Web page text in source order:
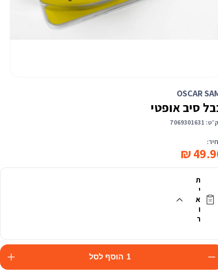
OSCAR
סיב אופטי
7069301631
ת
י
א
ו
ר
הוסף לסל 1